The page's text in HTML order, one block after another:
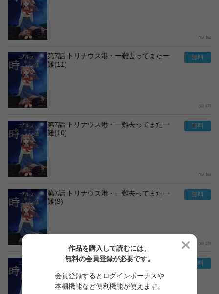
作品を購入して読むには、
無料の会員登録が必要です。
会員登録するとログインボーナスや
本棚機能など便利機能が使えます。
162
第7話 トリナウス港・一難去ってまた一
難(11)
173
第7話 トリナウス港・一難去ってまた一
難(10)
169
第7話 トリナウス港・一難去ってまた一
難(9)
174
第7話 トリナウス港・一難去ってまた一